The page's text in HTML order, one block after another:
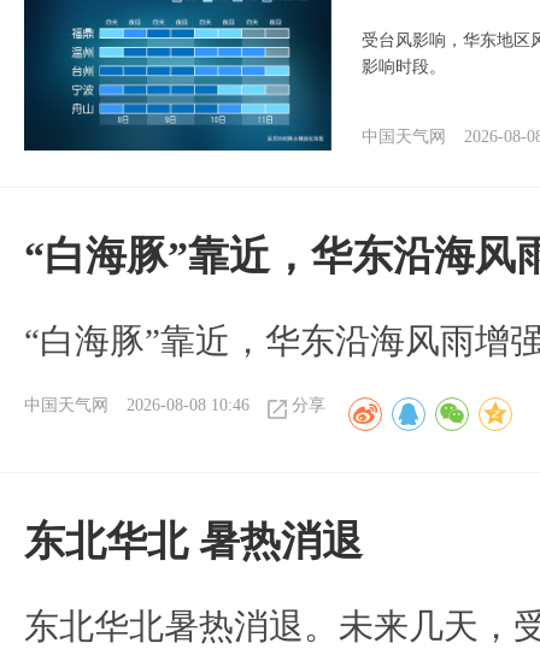
受台风影响，华东地区
影响时段。
中国天气网 2026-08-
“白海豚”靠近，华东沿海风
“白海豚”靠近，华东沿海风雨增
中国天气网 2026-08-08 10:46 分享
​东北华北 暑热消退
东北华北暑热消退。未来几天，